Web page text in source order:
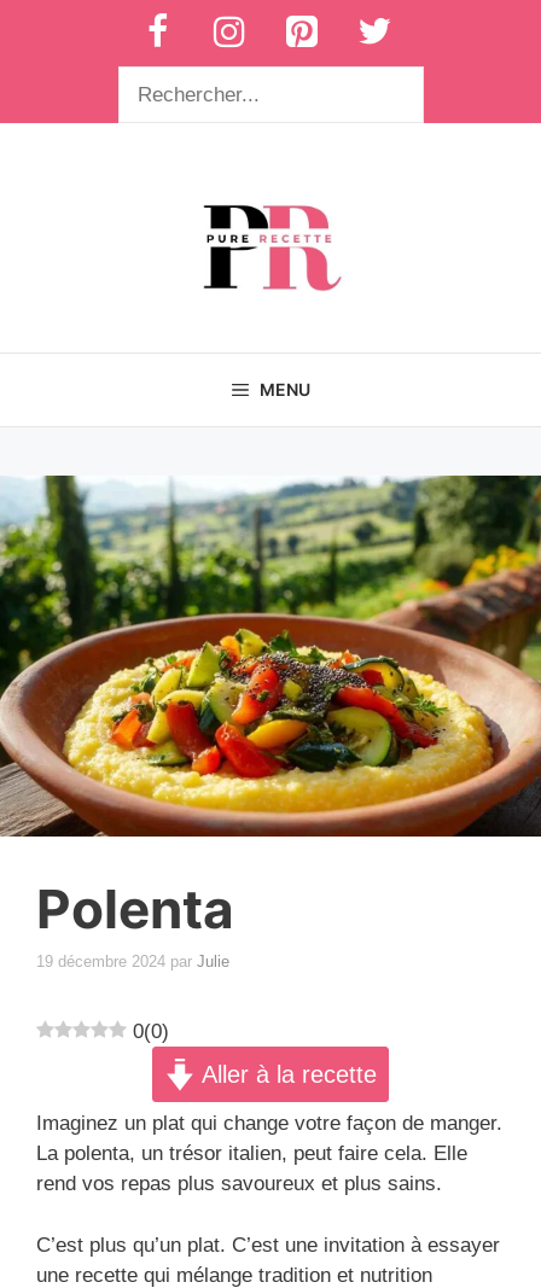
MENU
Polenta
19 décembre 2024 par Julie
0(0)
Aller à la recette
Imaginez un plat qui change votre façon de manger.
La polenta, un trésor italien, peut faire cela. Elle
rend vos repas plus savoureux et plus sains.
C’est plus qu’un plat. C’est une invitation à essayer
une recette qui mélange tradition et nutrition